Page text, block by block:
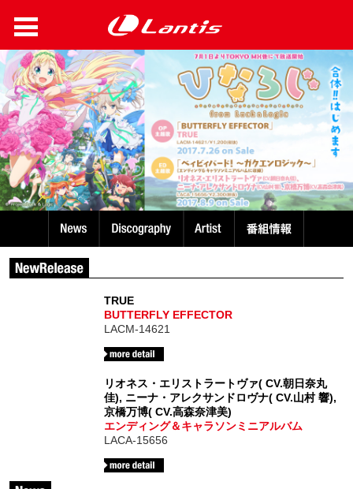
TRUE
BUTTERFLY EFFECTOR
LACM-14621
リオネス・エリストラートヴァ( CV.朝日奈丸
佳), ニーナ・アレクサンドロヴナ( CV.山村 響),
京橋万博( CV.高森奈津美)
エンディング＆キャラソンミニアルバム
LACA-15656